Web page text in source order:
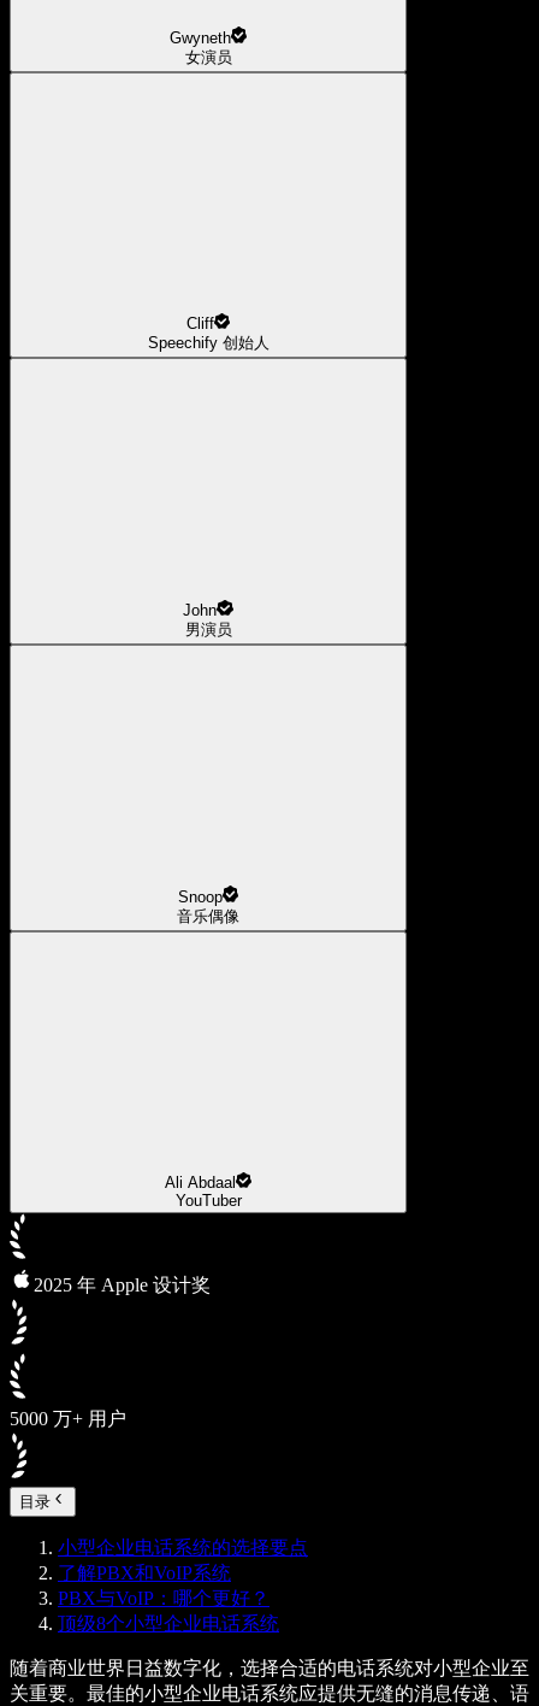
Gwyneth
女演员
Cliff
Speechify 创始人
John
男演员
Snoop
音乐偶像
Ali Abdaal
YouTuber
2025 年 Apple 设计奖
5000 万+ 用户
目录
小型企业电话系统的选择要点
了解PBX和VoIP系统
PBX与VoIP：哪个更好？
顶级8个小型企业电话系统
随着商业世界日益数字化，选择合适的电话系统对小型企业至
关重要。最佳的小型企业电话系统应提供无缝的消息传递、语